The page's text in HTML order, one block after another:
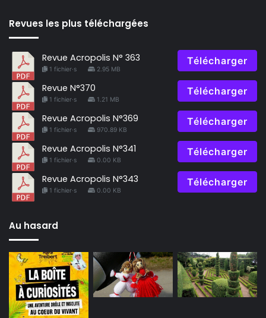
Revues les plus téléchargées
Revue Acropolis N° 363
1 fichier·s 2.95 MB
Télécharger
Revue N°370
1 fichier·s 1.21 MB
Télécharger
Revue Acropolis N°369
1 fichier·s 970.89 KB
Télécharger
Revue Acropolis N°341
1 fichier·s 0.00 KB
Télécharger
Revue Acropolis N°343
1 fichier·s 0.00 KB
Télécharger
Au hasard